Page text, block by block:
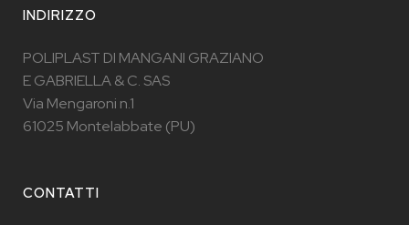
INDIRIZZO
POLIPLAST DI MANGANI GRAZIANO
E GABRIELLA & C. SAS
Via Mengaroni n.1
61025 Montelabbate (PU)
CONTATTI